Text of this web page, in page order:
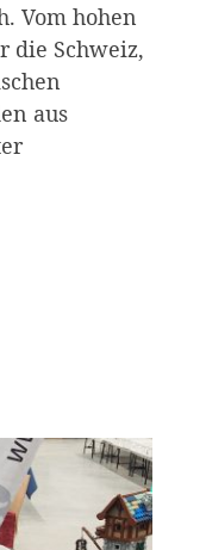
Vom hohen
die Schweiz,
aus